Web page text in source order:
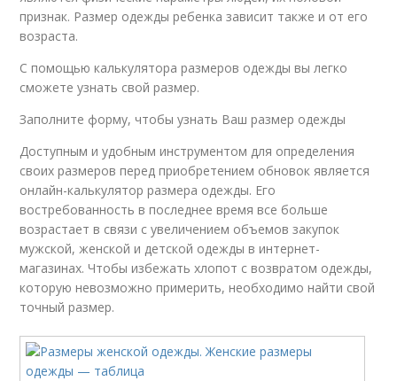
признак. Размер одежды ребенка зависит также и от его
возраста.
С помощью калькулятора размеров одежды вы легко
сможете узнать свой размер.
Заполните форму, чтобы узнать Ваш размер одежды
Доступным и удобным инструментом для определения
своих размеров перед приобретением обновок является
онлайн-калькулятор размера одежды. Его
востребованность в последнее время все больше
возрастает в связи с увеличением объемов закупок
мужской, женской и детской одежды в интернет-
магазинах. Чтобы избежать хлопот с возвратом одежды,
которую невозможно примерить, необходимо найти свой
точный размер.